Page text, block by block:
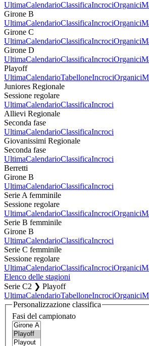
UltimaCalendarioClassificaIncrociOrganici
Girone B
UltimaCalendarioClassificaIncrociOrganici
Girone C
UltimaCalendarioClassificaIncrociOrganici
Girone D
UltimaCalendarioClassificaIncrociOrganici
Playoff
UltimaCalendarioTabelloneIncrociOrganici
Juniores Regionale
Sessione regolare
UltimaCalendarioClassificaIncroci
Allievi Regionale
Seconda fase
UltimaCalendarioClassificaIncroci
Giovanissimi Regionale
Seconda fase
UltimaCalendarioClassificaIncroci
Berretti
Girone B
UltimaCalendarioClassificaIncroci
Serie A femminile
Sessione regolare
UltimaCalendarioClassificaIncrociOrganici
Serie B femminile
Girone B
UltimaCalendarioClassificaIncroci
Serie C femminile
Sessione regolare
UltimaCalendarioClassificaIncrociOrganici
Elenco delle stagioni
Serie C2 ❯ Playoff
UltimaCalendarioTabelloneIncrociOrganici
Personalizzazione classifica
Fasi del campionato